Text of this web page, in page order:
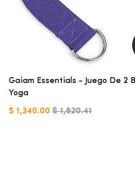
Gaiam Essentials - Juego De 2
Yoga
$ 1,340.00 $ 1,820.41